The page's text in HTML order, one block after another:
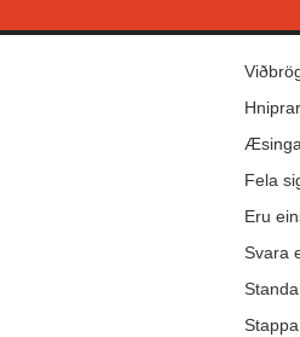
Fela
Eru
Svara